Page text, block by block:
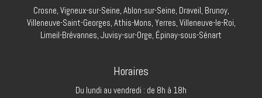
Crosne, Vigneux-sur-Seine, Ablon-sur-Seine, Draveil, Brunoy,
Villeneuve-Saint-Georges, Athis-Mons, Yerres, Villeneuve-le-Roi,
Limeil-Brévannes, Juvisy-sur-Orge, Épinay-sous-Sénart
Horaires
Du lundi au vendredi : de 8h à 18h